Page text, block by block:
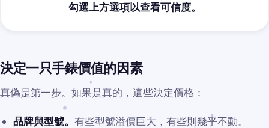
勾選上方選項以查看可信度。
決定一只手錶價值的因素
真偽是第一步。如果是真的，這些決定價格：
品牌與型號。 有些型號溢價巨大，有些則幾乎不動。